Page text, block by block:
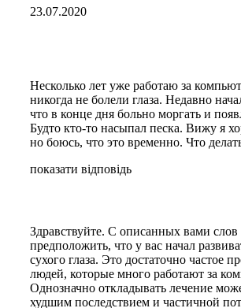
23.07.2020
Несколько лет уже работаю за
никогда не болели глаза. Недавно
что в конце дня больно моргать и
Будто кто-то насыпал песка. Вижу я
но боюсь, что это временно. Что
показати відповідь
Здравствуйте. С описанных вами
предположить, что у вас начал
сухого глаза. Это достаточно частое
людей, которые много работают за
Однозначно откладывать лечение
худшим последствием и частичной